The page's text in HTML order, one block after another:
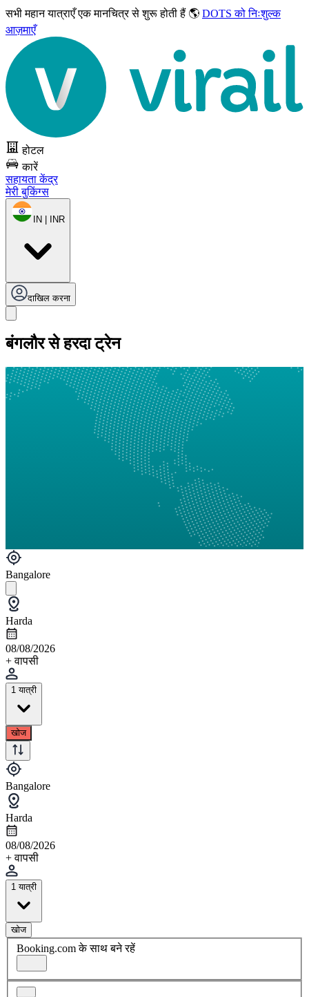
सभी महान यात्राएँएक मानचित्र से शुरू होती हैं 🌎 DOTS को निःशुल्क
आज़माएँ
होटल
कारें
सहायता केंद्र
मेरी बुकिंग्स
IN | INR
दाखिल करना
बंगलौर से हरदा ट्रेन
Bangalore
Harda
08/08/2026
+ वापसी
1 यात्री
खोज
Bangalore
Harda
08/08/2026
+ वापसी
1 यात्री
खोज
Booking.com के साथ बने रहें